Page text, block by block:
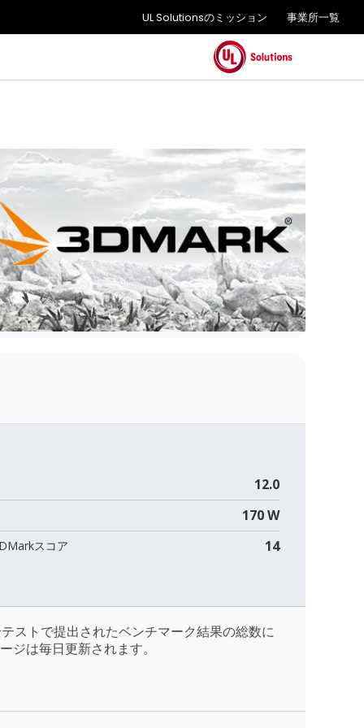
UL Solutionsのミッション 事業所一覧
12.0
170 W
スコア 14
ストで提出されたベンチマーク結果の総数に
ジは毎日更新されます。